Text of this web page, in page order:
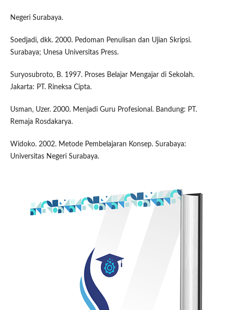
Negeri Surabaya.
Soedjadi, dkk. 2000. Pedoman Penulisan dan Ujian Skripsi.
Surabaya; Unesa Universitas Press.
Suryosubroto, B. 1997. Proses Belajar Mengajar di Sekolah.
Jakarta: PT. Rineksa Cipta.
Usman, Uzer. 2000. Menjadi Guru Profesional. Bandung: PT.
Remaja Rosdakarya.
Widoko. 2002. Metode Pembelajaran Konsep. Surabaya:
Universitas Negeri Surabaya.